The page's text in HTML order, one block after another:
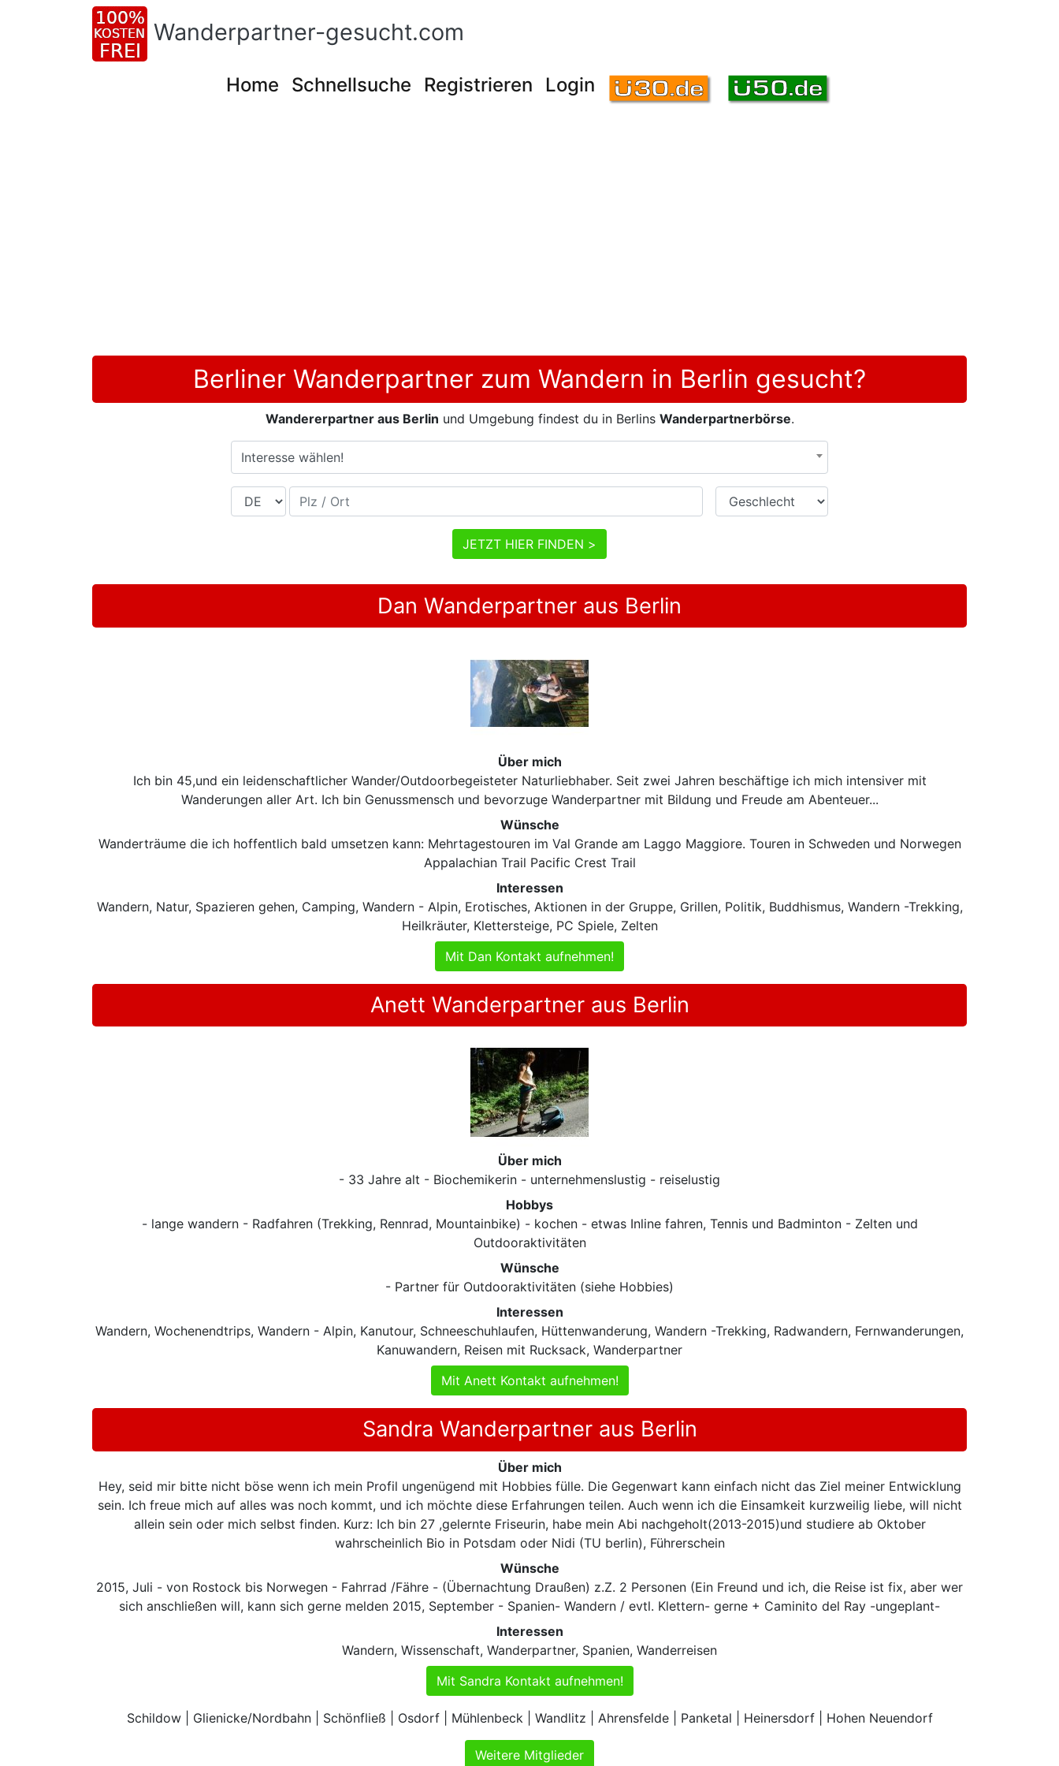
Wanderpartner-gesucht.com
Home Schnellsuche Registrieren Login
Berliner Wanderpartner zum Wandern in Berlin gesucht?
Wandererpartner aus Berlin und Umgebung findest du in Berlins Wanderpartnerbörse.
Interesse wählen!
Land Plz / Ort Geschlecht
JETZT HIER FINDEN >
Dan Wanderpartner aus Berlin
Über mich
Ich bin 45,und ein leidenschaftlicher Wander/Outdoorbegeisteter Naturliebhaber. Seit zwei Jahren beschäftige ich mich intensiver mit
Wanderungen aller Art. Ich bin Genussmensch und bevorzuge Wanderpartner mit Bildung und Freude am Abenteuer...
Wünsche
Wanderträume die ich hoffentlich bald umsetzen kann: Mehrtagestouren im Val Grande am Laggo Maggiore. Touren in Schweden und Norwegen
Appalachian Trail Pacific Crest Trail
Interessen
Wandern, Natur, Spazieren gehen, Camping, Wandern - Alpin, Erotisches, Aktionen in der Gruppe, Grillen, Politik, Buddhismus, Wandern -Trekking,
Heilkräuter, Klettersteige, PC Spiele, Zelten
Mit Dan Kontakt aufnehmen!
Anett Wanderpartner aus Berlin
Über mich
- 33 Jahre alt - Biochemikerin - unternehmenslustig - reiselustig
Hobbys
- lange wandern - Radfahren (Trekking, Rennrad, Mountainbike) - kochen - etwas Inline fahren, Tennis und Badminton - Zelten und
Outdooraktivitäten
Wünsche
- Partner für Outdooraktivitäten (siehe Hobbies)
Interessen
Wandern, Wochenendtrips, Wandern - Alpin, Kanutour, Schneeschuhlaufen, Hüttenwanderung, Wandern -Trekking, Radwandern, Fernwanderungen,
Kanuwandern, Reisen mit Rucksack, Wanderpartner
Mit Anett Kontakt aufnehmen!
Sandra Wanderpartner aus Berlin
Über mich
Hey, seid mir bitte nicht böse wenn ich mein Profil ungenügend mit Hobbies fülle. Die Gegenwart kann einfach nicht das Ziel meiner Entwicklung
sein. Ich freue mich auf alles was noch kommt, und ich möchte diese Erfahrungen teilen. Auch wenn ich die Einsamkeit kurzweilig liebe, will nicht
allein sein oder mich selbst finden. Kurz: Ich bin 27 ,gelernte Friseurin, habe mein Abi nachgeholt(2013-2015)und studiere ab Oktober
wahrscheinlich Bio in Potsdam oder Nidi (TU berlin), Führerschein
Wünsche
2015, Juli - von Rostock bis Norwegen - Fahrrad /Fähre - (Übernachtung Draußen) z.Z. 2 Personen (Ein Freund und ich, die Reise ist fix, aber wer
sich anschließen will, kann sich gerne melden 2015, September - Spanien- Wandern / evtl. Klettern- gerne + Caminito del Ray -ungeplant-
Interessen
Wandern, Wissenschaft, Wanderpartner, Spanien, Wanderreisen
Mit Sandra Kontakt aufnehmen!
Schildow | Glienicke/Nordbahn | Schönfließ | Osdorf | Mühlenbeck | Wandlitz | Ahrensfelde | Panketal | Heinersdorf | Hohen Neuendorf
Weitere Mitglieder